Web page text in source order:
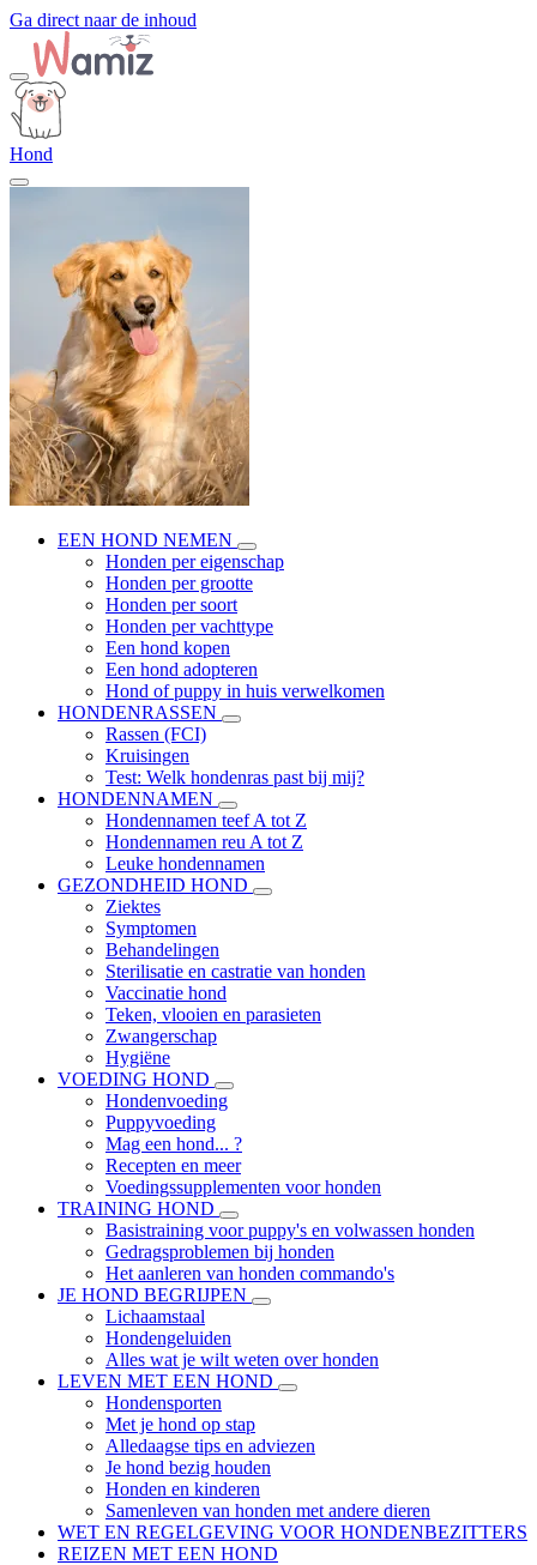
Ga direct naar de inhoud
Hond
EEN HOND NEMEN
Honden per eigenschap
Honden per grootte
Honden per soort
Honden per vachttype
Een hond kopen
Een hond adopteren
Hond of puppy in huis verwelkomen
HONDENRASSEN
Rassen (FCI)
Kruisingen
Test: Welk hondenras past bij mij?
HONDENNAMEN
Hondennamen teef A tot Z
Hondennamen reu A tot Z
Leuke hondennamen
GEZONDHEID HOND
Ziektes
Symptomen
Behandelingen
Sterilisatie en castratie van honden
Vaccinatie hond
Teken, vlooien en parasieten
Zwangerschap
Hygiëne
VOEDING HOND
Hondenvoeding
Puppyvoeding
Mag een hond... ?
Recepten en meer
Voedingssupplementen voor honden
TRAINING HOND
Basistraining voor puppy's en volwassen honden
Gedragsproblemen bij honden
Het aanleren van honden commando's
JE HOND BEGRIJPEN
Lichaamstaal
Hondengeluiden
Alles wat je wilt weten over honden
LEVEN MET EEN HOND
Hondensporten
Met je hond op stap
Alledaagse tips en adviezen
Je hond bezig houden
Honden en kinderen
Samenleven van honden met andere dieren
WET EN REGELGEVING VOOR HONDENBEZITTERS
REIZEN MET EEN HOND